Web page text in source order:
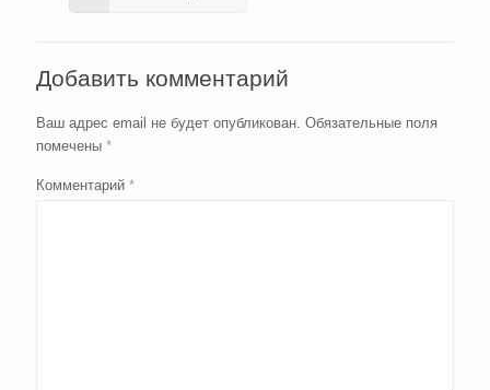
Добавить комментарий
Ваш адрес email не будет опубликован. Обязательные поля
помечены *
Комментарий *